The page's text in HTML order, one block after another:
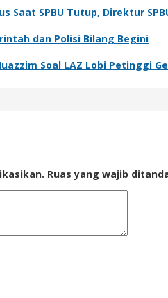
SPBU Tutup, Direktur
dan Polisi Bilang Begini
Soal LAZ Lobi Petinggi
Ruas yang wajib